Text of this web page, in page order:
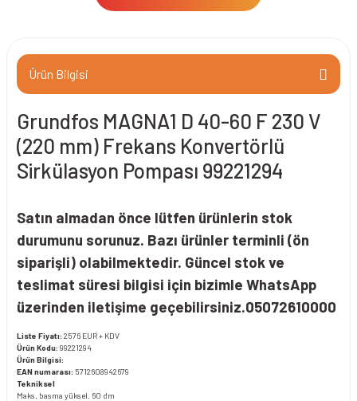
Ürün Bilgisi
Grundfos MAGNA1 D 40-60 F 230 V
(220 mm) Frekans Konvertörlü
Sirkülasyon Pompası 99221294
Satın almadan önce lütfen ürünlerin stok
durumunu sorunuz. Bazı ürünler terminli (ön
siparişli) olabilmektedir. Güncel stok ve
teslimat süresi bilgisi için bizimle WhatsApp
üzerinden iletişime geçebilirsiniz.05072610000
Liste Fiyatı: 2576 EUR + KDV
Ürün Kodu: 99221294
Ürün Bilgisi:
EAN numarası: 5712608942679
Tekniksel
Maks. basma yüksel. 60 dm